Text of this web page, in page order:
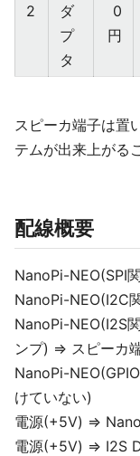
2
ダ
プ
タ
0
円
スピーカ端子は置
テムが出来上がる
配線概要
NanoPi-NEO(SPI
NanoPi-NEO(I2C
NanoPi-NEO(I2S
ンプ) ⇒ スピーカ
NanoPi-
けていない)
電源(+5V) ⇒
電源(+5V) ⇒ I2S